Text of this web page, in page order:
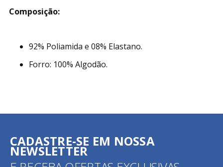
Composição:
92% Poliamida e 08% Elastano.
Forro: 100% Algodão.
CADASTRE-SE EM NOSSA
NEWSLETTER